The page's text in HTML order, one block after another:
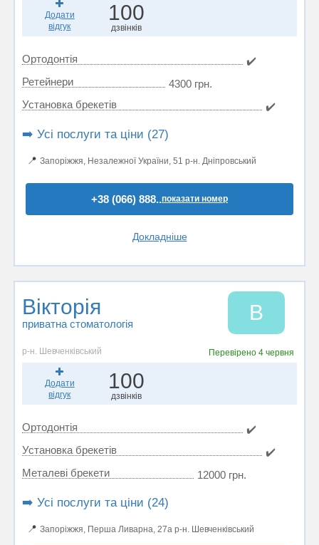
Додати
відгук
100
дзвінків
Ортодонтія
✔️
Ретейнери
4300 грн.
Установка брекетів
✔️
➡️ Усі послуги та ціни (27)
📍 Запоріжжя, Незалежної України, 51 р-н. Дніпровський
+38 (066) 888..показати номер
Докладніше
Вікторія
приватна стоматологія В
р-н. Шевченківський Перевірено 4 червня
Додати
відгук
100
дзвінків
Ортодонтія
✔️
Установка брекетів
✔️
Металеві брекети
12000 грн.
➡️ Усі послуги та ціни (24)
📍 Запоріжжя, Перша Ливарна, 27а р-н. Шевченківський